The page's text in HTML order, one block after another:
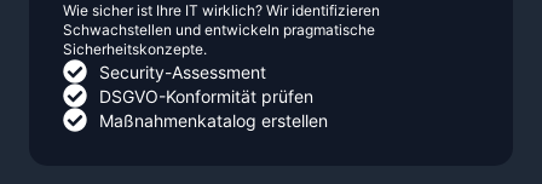
Wie sicher ist Ihre IT wirklich? Wir identifizieren
Schwachstellen und entwickeln pragmatische
Sicherheitskonzepte.
Security-Assessment
DSGVO-Konformität prüfen
Maßnahmenkatalog erstellen